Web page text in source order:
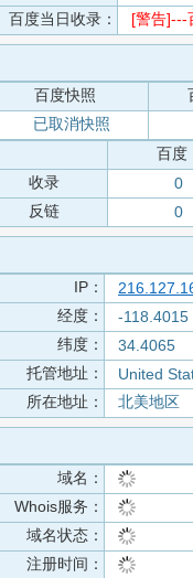
百度当日收录：
[警告]---
百度快照
已取消快照
百度
收录
0
反链
0
IP：
经度：
-118.4015
纬度：
34.4065
托管地址：
United
所在地址：
北美地区
域名：
Whois服务：
域名状态：
注册时间：